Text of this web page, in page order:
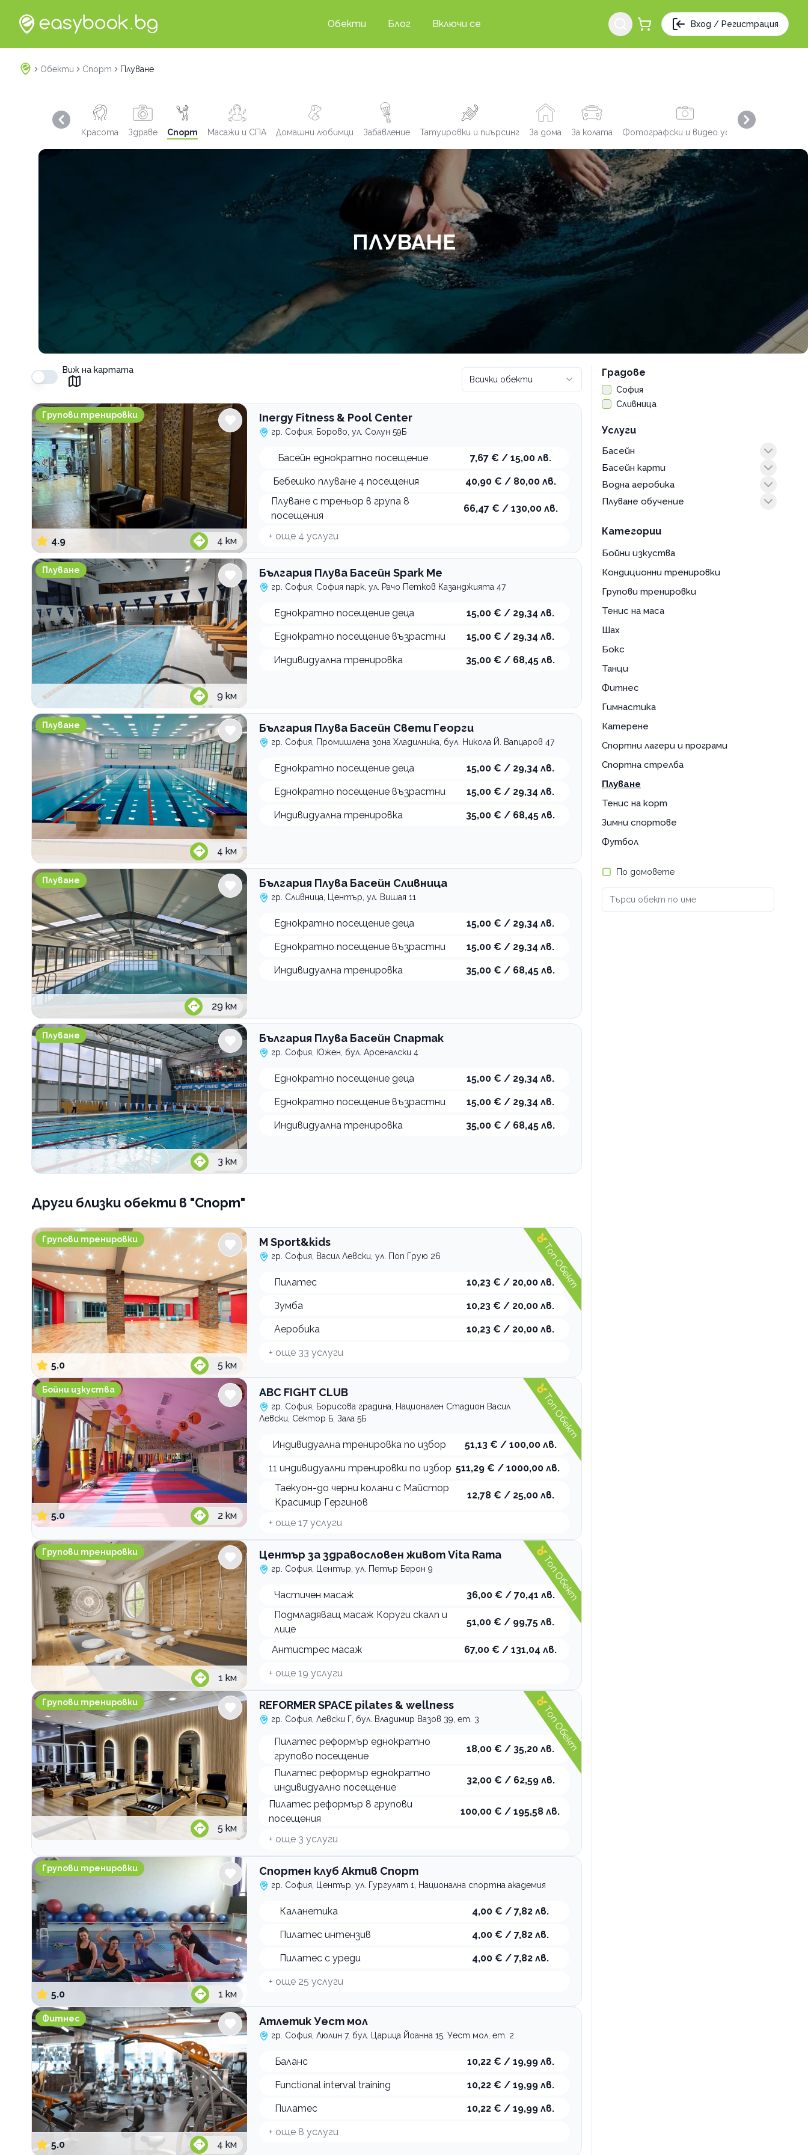
Обекти Блог Включи се Вход / Регистрация
Обекти Спорт Плуване
Красота Здраве Спорт Масажи и СПА Домашни любимци Забавление Татуировки и пиърсинг За дома За колата Фотографски и видео услуги
Previous slide Next slide
ПЛУВАНЕ
Виж на картата
Всички обекти
Inergy Fitness & Pool Center
Групови тренировки
4.9 4 км
Inergy Fitness & Pool Center
гр. София, Борово, ул. Солун 59Б
Басейн еднократно посещение 7,67 € / 15,00 лв.
Бебешко плуване 4 посещения
40,90 € / 80,00 лв.
Плуване с треньор в група 8
посещения
66,47 € / 130,00 лв.
+ още 4 услуги
България Плува Басейн Spark Me
Плуване
9 км
България Плува Басейн Spark Me
гр. София, София парк, ул. Рачо Петков Казанджията 47
Еднократно посещение деца 15,00 € / 29,34 лв.
Еднократно посещение възрастни 15,00 € / 29,34 лв.
Индивидуална тренировка 35,00 € / 68,45 лв.
България Плува Басейн Свети Георги
Плуване
4 км
България Плува Басейн Свети Георги
гр. София, Промишлена зона Хладилника, бул. Никола Й. Вапцаров 47
Еднократно посещение деца 15,00 € / 29,34 лв.
Еднократно посещение възрастни 15,00 € / 29,34 лв.
Индивидуална тренировка 35,00 € / 68,45 лв.
България Плува Басейн Сливница
Плуване
29 км
България Плува Басейн Сливница
гр. Сливница, Център, ул. Вишая 11
Еднократно посещение деца 15,00 € / 29,34 лв.
Еднократно посещение възрастни 15,00 € / 29,34 лв.
Индивидуална тренировка 35,00 € / 68,45 лв.
България Плува Басейн Спартак
Плуване
3 км
България Плува Басейн Спартак
гр. София, Южен, бул. Арсеналски 4
Еднократно посещение деца 15,00 € / 29,34 лв.
Еднократно посещение възрастни 15,00 € / 29,34 лв.
Индивидуална тренировка 35,00 € / 68,45 лв.
Други близки обекти в "Спорт"
M Sport&kids
Групови тренировки
5.0 5 км
M Sport&kids
гр. София, Васил Левски, ул. Поп Грую 26
Пилатес 10,23 € / 20,00 лв.
Зумба 10,23 € / 20,00 лв.
Аеробика 10,23 € / 20,00 лв.
+ още 33 услуги
Топ Обект
ABC FIGHT CLUB
Бойни изкуства
5.0 2 км
ABC FIGHT CLUB
гр. София, Борисова градина, Национален Стадион Васил
Левски, Сектор Б, Зала 5Б
Индивидуална тренировка по избор 51,13 € / 100,00 лв.
11 индивидуални тренировки по избор 511,29 € / 1000,00 лв.
Таекуон-до черни колани с Майстор
Красимир Гергинов
12,78 € / 25,00 лв.
+ още 17 услуги
Топ Обект
Център за здравословен живот Vita Rama
Групови тренировки
1 км
Център за здравословен живот Vita Rama
гр. София, Център, ул. Петър Берон 9
Частичен масаж
36,00 € / 70,41 лв.
Подмладяващ масаж Коруги скалп и
лице
51,00 € / 99,75 лв.
Антистрес масаж 67,00 € / 131,04 лв.
+ още 19 услуги
Топ Обект
REFORMER SPACE pilates & wellness
Групови тренировки
5 км
REFORMER SPACE pilates & wellness
гр. София, Левски Г, бул. Владимир Вазов 39, ет. 3
Пилатес реформър еднократно
групово посещение
18,00 € / 35,20 лв.
Пилатес реформър еднократно
индивидуално посещение
32,00 € / 62,59 лв.
Пилатес реформър 8 групови
посещения
100,00 € / 195,58 лв.
+ още 3 услуги
Топ Обект
Спортен клуб Актив Спорт
Групови тренировки
5.0 1 км
Спортен клуб Актив Спорт
гр. София, Център, ул. Гургулят 1, Национална спортна академия
Каланетика 4,00 € / 7,82 лв.
Пилатес интензив 4,00 € / 7,82 лв.
Пилатес с уреди 4,00 € / 7,82 лв.
+ още 25 услуги
Атлетик Уест мол
Фитнес
5.0 4 км
Атлетик Уест мол
гр. София, Люлин 7, бул. Царица Йоанна 15, Уест мол, ет. 2
Баланс 10,22 € / 19,99 лв.
Functional interval training 10,22 € / 19,99 лв.
Пилатес 10,22 € / 19,99 лв.
+ още 8 услуги
Градове
София
Сливница
Услуги
Басейн
наем на коридор
посещение
Басейн карти
абонамент
Водна аеробика
посещение
Плуване обучение
деца
тренировка
Категории
Бойни изкуства
Кондиционни тренировки
Групови тренировки
Тенис на маса
Шах
Бокс
Танци
Фитнес
Гимнастика
Катерене
Спортни лагери и програми
Спортна стрелба
Плуване
Тенис на корт
Зимни спортове
Футбол
По домовете